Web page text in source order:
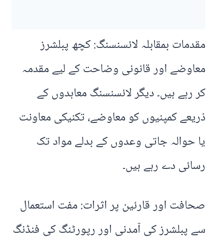
مقدمات بمقابلہ لائسنسنگ: کچھ پبلشرز
معاوضے اور قانونی وضاحت کے لیے مقدمہ
کر رہے ہیں۔ دیگر لائسنسنگ معاہدوں کے
ذریعے کمپنیوں کو معاوضے، تکنیکی معاونت
یا حوالہ جاتی وعدوں کے بدلے مواد تک
رسائی دے رہے ہیں۔
صحافت اور قارئین پر اثرات: مفت استعمال
سے پبلشرز کی آمدنی اور رپورٹنگ کی فنڈنگ